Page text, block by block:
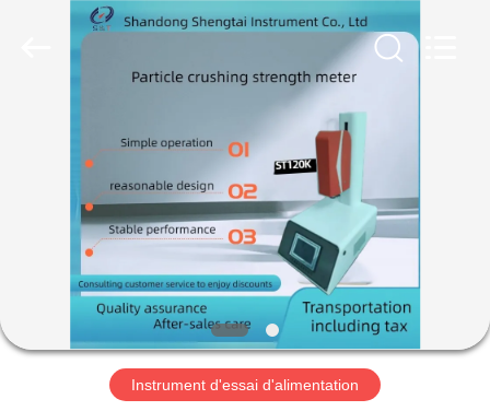
PRODUITS
SUJET
DE
NOUS
Instrument d'essai d'alimentation